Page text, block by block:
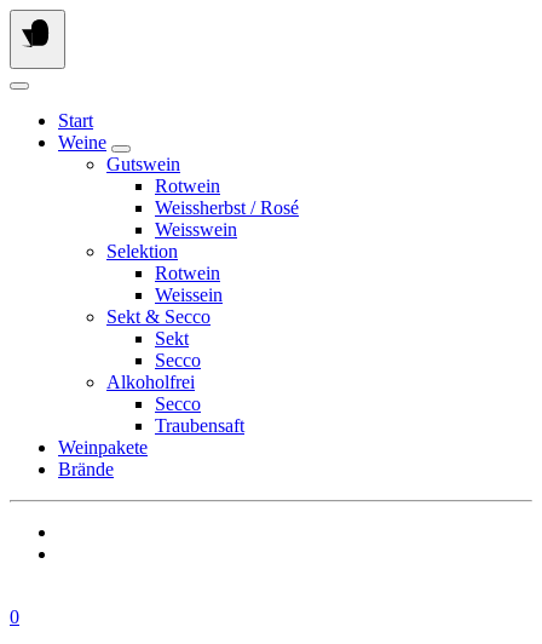
Springen
Sie
zum
Inhalt
Start
Weine
Gutswein
Rotwein
Weissherbst / Rosé
Weisswein
Selektion
Rotwein
Weissein
Sekt & Secco
Sekt
Secco
Alkoholfrei
Secco
Traubensaft
Weinpakete
Brände
0